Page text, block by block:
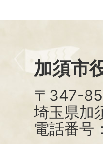
加須市
〒347-
埼玉県加
電話番号